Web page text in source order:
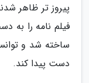
پیروز تر ظاهر
دست پیدا کند.